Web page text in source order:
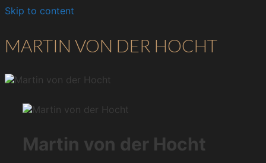
Skip to content
MARTIN VON DER HOCHT
Martin von der Hocht